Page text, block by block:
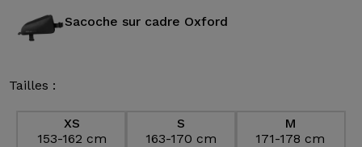
Sacoche sur cadre Oxford
Tailles :
XS
153-162 cm
S
163-170 cm
M
171-178 cm